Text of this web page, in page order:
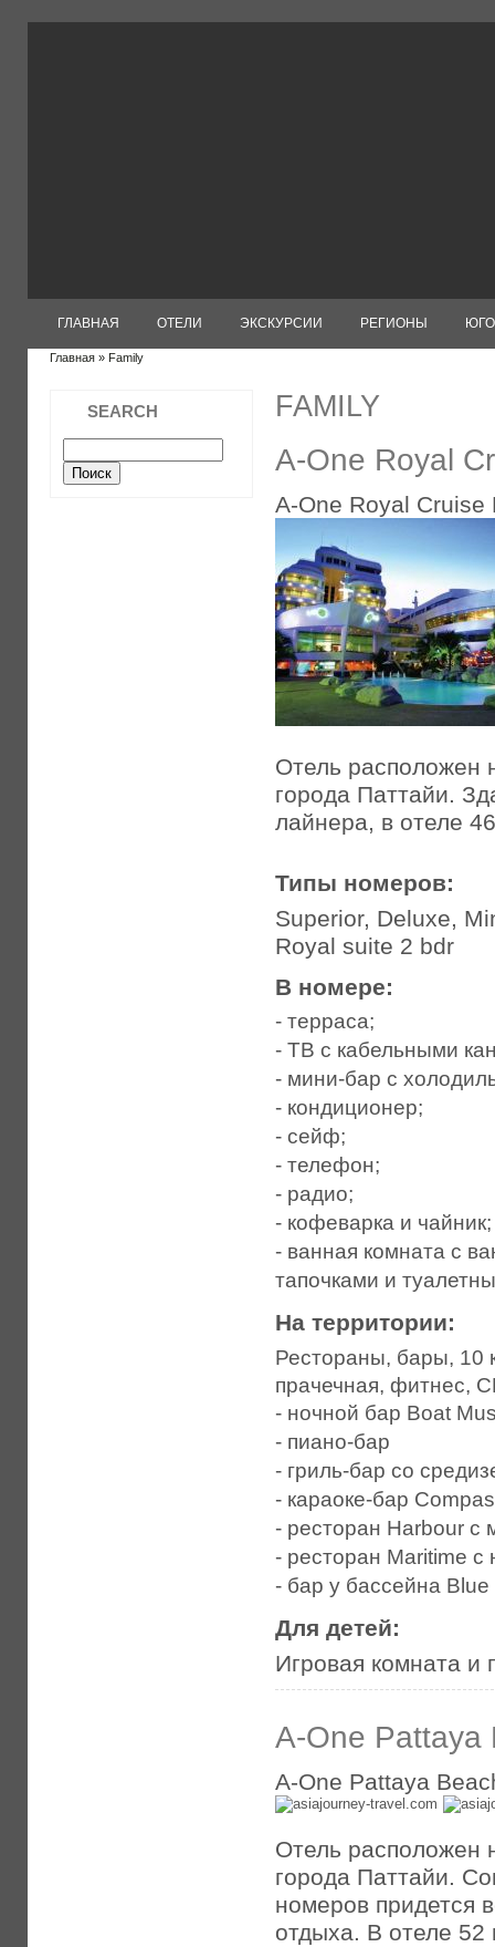
ГЛАВНАЯ ОТЕЛИ ЭКСКУРСИИ РЕГИОНЫ
Главная » Family
FAMILY
A-One Royal
A-One Royal Cruise
Отель расположен
города Паттайи.
лайнера, в отеле
Типы номеров:
Superior, Deluxe,
Royal suite 2 bdr
В номере:
- терраса;
- ТВ с кабельными
- мини-бар с
- кондиционер;
- сейф;
- телефон;
- радио;
- кофеварка и чайник;
- ванная комната с
тапочками и
На территории:
Рестораны, бары, 10
прачечная, фитнес,
- ночной бар Boat
- пиано-бар
- гриль-бар со
- караоке-бар
- ресторан Harbour с
- ресторан Maritime с
- бар у бассейна Blue
Для детей:
Игровая комната и
A-One Pattaya
A-One Pattaya
Отель расположен
города Паттайи.
номеров придется
отдыха. В отеле
SEARCH